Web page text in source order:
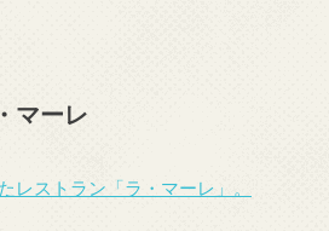
マーレ
レストラン「ラ・マーレ」。